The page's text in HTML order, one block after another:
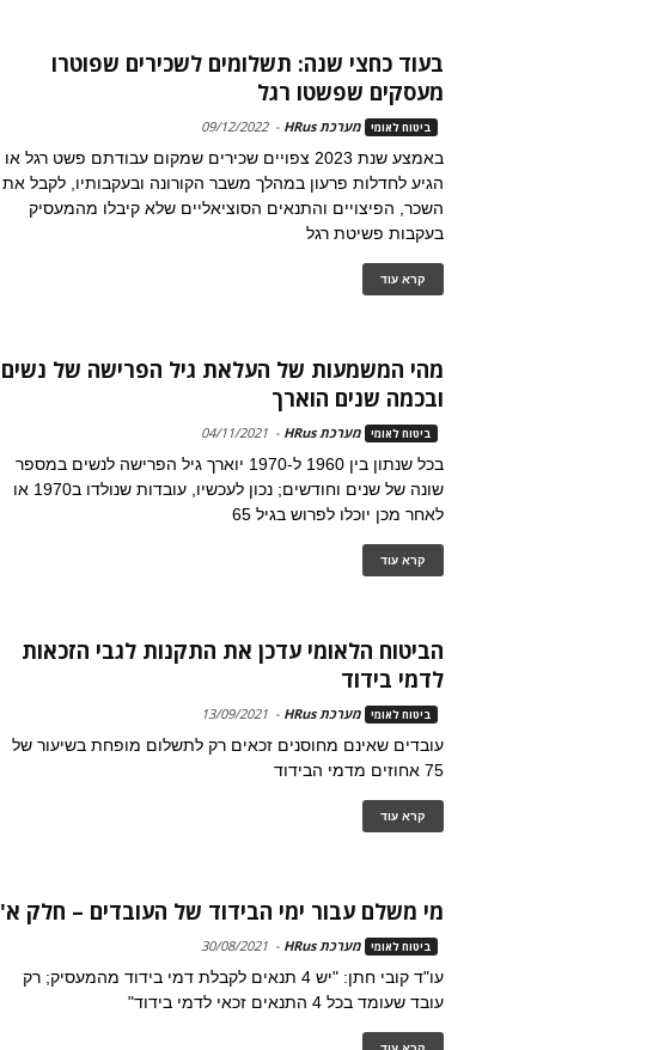
בעוד כחצי שנה: תשלומים לשכירים שפוטרו
מעסקים שפשטו רגל
ביטוח לאומי מערכת HRus -
09/12/2022
באמצע שנת 2023 צפויים שכירים שמקום עבודתם פשט רגל או
הגיע לחדלות פרעון במהלך משבר הקורונה ובעקבותיו, לקבל את
השכר, הפיצויים והתנאים הסוציאליים שלא קיבלו מהמעסיק
בעקבות פשיטת רגל
קרא עוד
מהי המשמעות של העלאת גיל הפרישה של נשים
ובכמה שנים הוארך
ביטוח לאומי מערכת HRus -
04/11/2021
בכל שנתון בין 1960 ל-1970 יוארך גיל הפרישה לנשים במספר
שונה של שנים וחודשים; נכון לעכשיו, עובדות שנולדו ב1970 או
לאחר מכן יוכלו לפרוש בגיל 65
קרא עוד
הביטוח הלאומי עדכן את התקנות לגבי הזכאות
לדמי בידוד
ביטוח לאומי מערכת HRus -
13/09/2021
עובדים שאינם מחוסנים זכאים רק לתשלום מופחת בשיעור של
75 אחוזים מדמי הבידוד
קרא עוד
מי משלם עבור ימי הבידוד של העובדים – חלק א'
ביטוח לאומי מערכת HRus -
30/08/2021
עו"ד קובי חתן: "יש 4 תנאים לקבלת דמי בידוד מהמעסיק; רק
עובד שעומד בכל 4 התנאים זכאי לדמי בידוד"